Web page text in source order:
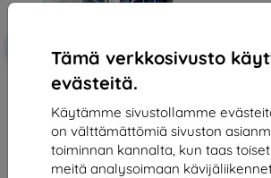
Tämä verkkosivusto
evästeitä.
Käytämme sivustollamme
on välttämättömiä sivuston
toiminnan kannalta, kun taas
meitä analysoimaan
kupongilla
3mk Hardy Fusion Hybrid glass
for Samsung Galaxy Tab A7 Lite
27,90 €
25,11 €
Varastossa > 5 kpl